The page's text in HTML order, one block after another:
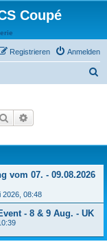
Coupé
Anmelden
Registrieren
Suche
vom 07. - 09.08.2026
2026, 08:48
- 8 & 9 Aug. - UK